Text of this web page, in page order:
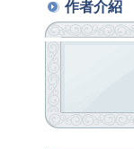
作者介紹